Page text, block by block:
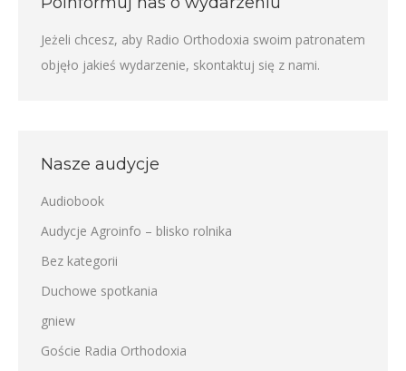
Jeżeli chcesz, aby Radio Orthodoxia swoim patronatem
objęło jakieś wydarzenie, skontaktuj się z nami.
Nasze audycje
Audiobook
Audycje Agroinfo – blisko rolnika
Bez kategorii
Duchowe spotkania
gniew
Goście Radia Orthodoxia